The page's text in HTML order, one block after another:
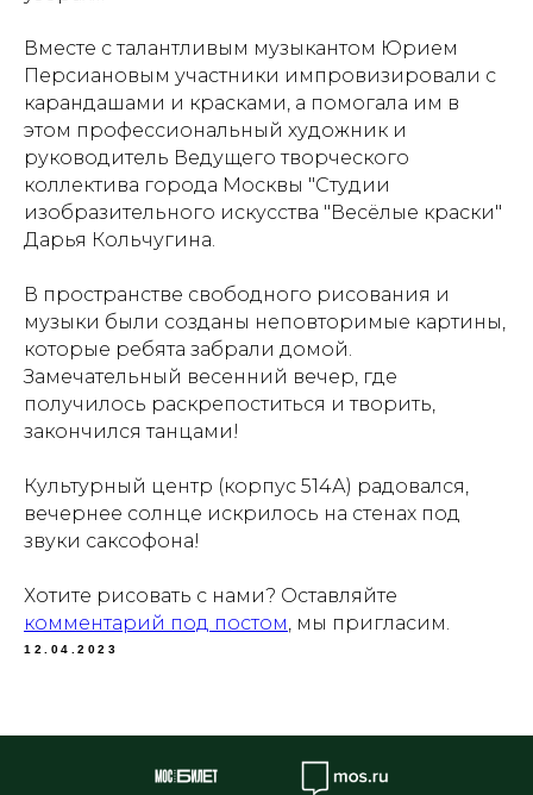
Вместе с талантливым музыкантом Юрием
Персиановым участники импровизировали с
карандашами и красками, а помогала им в
этом профессиональный художник и
руководитель Ведущего творческого
коллектива города Москвы "Студии
изобразительного искусства "Весёлые краски"
Дарья Кольчугина.
В пространстве свободного рисования и
музыки были созданы неповторимые картины,
которые ребята забрали домой.
Замечательный весенний вечер, где
получилось раскрепоститься и творить,
закончился танцами!
Культурный центр (корпус 514А) радовался,
вечернее солнце искрилось на стенах под
звуки саксофона!
Хотите рисовать с нами? Оставляйте
комментарий под постом, мы пригласим.
12.04.2023